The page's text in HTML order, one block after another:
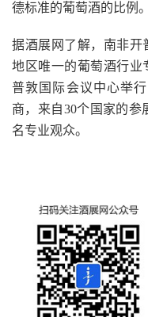
德标准的葡萄酒的比例。
据酒展网了解，南非开
地区唯一的葡萄酒行业
普敦国际会议中心举
商，来自30个国家的参
名专业观众。